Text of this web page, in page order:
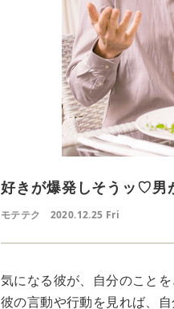
好きが爆発しそうッ♡男
モテテク 2020.12.25 Fri
気になる彼が、自分のこと
彼の言動や行動を見れば、